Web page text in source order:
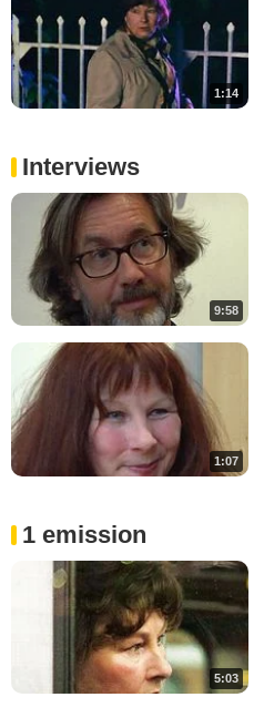
1:14
Interviews
9:58
1:07
1 emission
5:03